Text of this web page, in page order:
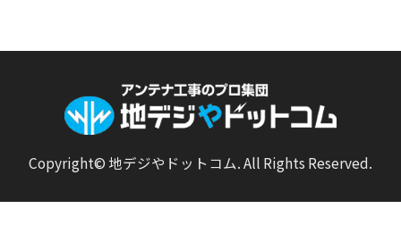
Copyright© 地デジやドットコム. All Rights Reserved.